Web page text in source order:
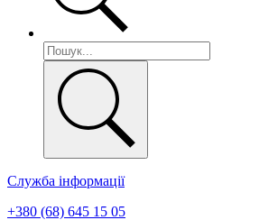
Служба інформації
+380 (68) 645 15 05